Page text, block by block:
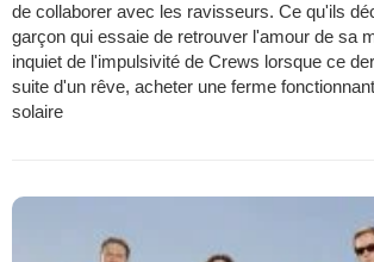
de collaborer avec les ravisseurs. Ce qu'ils
garçon qui essaie de retrouver l'amour de sa
inquiet de l'impulsivité de Crews lorsque ce
suite d'un rêve, acheter une ferme
solaire